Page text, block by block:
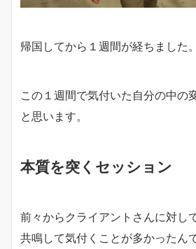
帰国してから１週間が経ちました。
この１週間で気付いた自分の中の
と思います。
本質を突くセッション
前々からクライアントさんに対し
共鳴して気付くことが多かったん